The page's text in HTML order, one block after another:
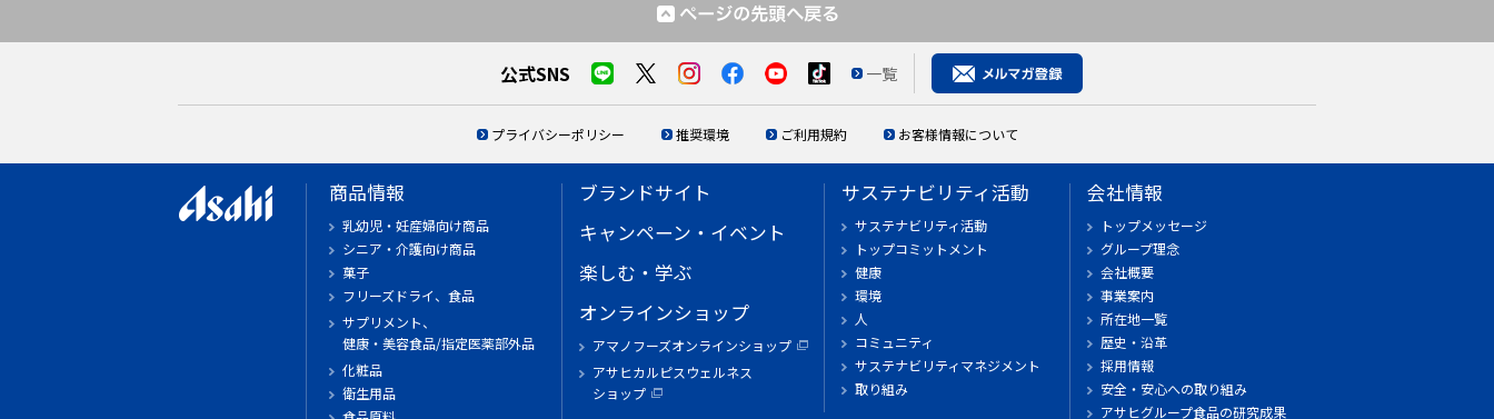
公式SNS 一覧
プライバシーポリシー 推奨環境 ご利用規約 お客様情報について
商品情報
乳幼児・妊産婦向け商品
シニア・介護向け商品
菓子
フリーズドライ、食品
サプリメント、
健康・美容食品/指定医薬部外品
化粧品
衛生用品
ブランドサイト
キャンペーン・イベント
楽しむ・学ぶ
オンラインショップ
アマノフーズオンラインショップ
アサヒカルピスウェルネス
ショップ
サステナビリティ活動
サステナビリティ活動
トップコミットメント
健康
環境
人
コミュニティ
サステナビリティマネジメント
取り組み
会社情報
トップメッセージ
グループ理念
会社概要
事業案内
所在地一覧
歴史・沿革
採用情報
安全・安心への取り組み
アサヒグループ食品の研究成果